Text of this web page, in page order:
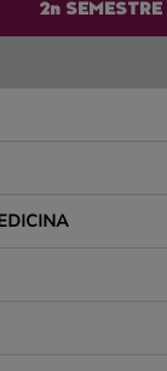
2n SEMESTRE